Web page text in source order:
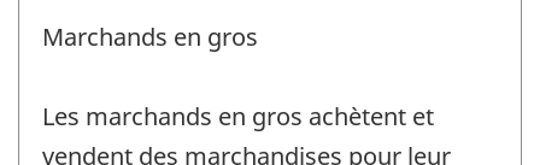
Marchands en gros
Les marchands en gros achètent et
vendent des marchandises pour leur